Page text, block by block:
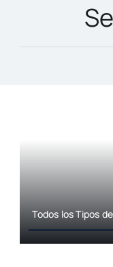
Todos los Tipos